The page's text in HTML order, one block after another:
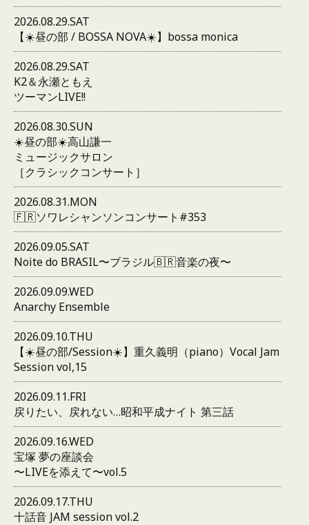
2026.08.29.SAT
【☀️昼の部 / BOSSA NOVA☀️】bossa monica
2026.08.29.SAT
K2＆永瀬ともえ
ツーマンLIVE!!
2026.08.30.SUN
☀️昼の部☀️高山謙一
ミュージックサロン
［クラシックコンサート］
2026.08.31.MON
🇫🇷ソワレシャンソンコンサート#353
2026.09.05.SAT
Noite do BRASIL〜ブラジル🇧🇷音楽の夜〜
2026.09.09.WED
Anarchy Ensemble
2026.09.10.THU
【☀️昼の部/Session☀️】重久義明（piano）Vocal Jam
Session vol,15
2026.09.11.FRI
戻りたい、戻れない…昭和平成ナイト 第三話
2026.09.16.WED
宝塚 夢の座談会
〜LIVEを添えて〜vol.5
2026.09.17.THU
十話音 JAM session vol.2